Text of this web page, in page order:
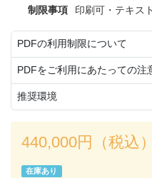
制限事項
印刷可・テキス
PDFの利用制限について
PDFをご利用にあたっての注
推奨環境
440,000円（税込）
在庫あり